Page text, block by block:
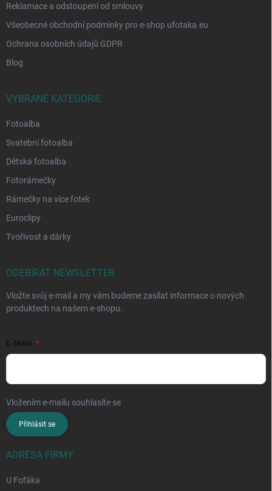
Reklamace a odstoupení od smlouvy
Všeobecné obchodní podmínky pro e-shop ufotaka.eu
Ochrana osobních údajů GDPR
Blog
VYBRANÉ KATEGORIE
Fotoalba
Svatební fotoalba
Dětská fotoalba
Fotorámečky
Rámečky na více fotek
Euroclipy
Tvořivost a dárky
ODEBÍRAT NEWSLETTER
Vložte svůj e-mail a my vám budeme zasílat informace o nových
produktech na našem e-shopu.
E-MAIL
Vložením e-mailu souhlasíte se
Přihlásit se
ADRESA FIRMY
U Foťáka